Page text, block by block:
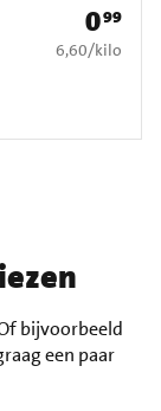
Prijs: €
099
€ 6,60 per kilo
6,60/kilo
bijvoorbeeld
een paar